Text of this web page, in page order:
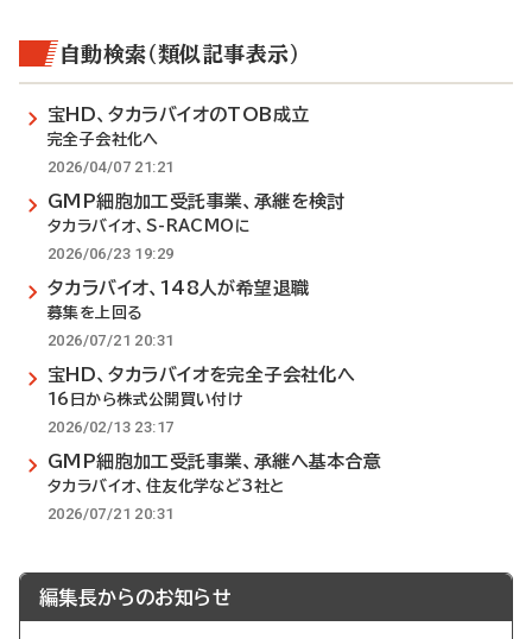
自動検索（類似記事表示）
宝HD、タカラバイオのTOB成立
完全子会社化へ
2026/04/07 21:21
GMP細胞加工受託事業、承継を検討
タカラバイオ、S-RACMOに
2026/06/23 19:29
タカラバイオ、148人が希望退職
募集を上回る
2026/07/21 20:31
宝HD、タカラバイオを完全子会社化へ
16日から株式公開買い付け
2026/02/13 23:17
GMP細胞加工受託事業、承継へ基本合意
タカラバイオ、住友化学など3社と
2026/07/21 20:31
編集長からのお知らせ